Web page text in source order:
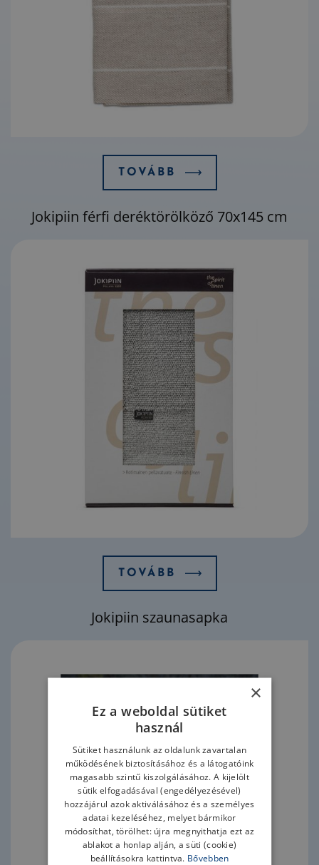
TOVÁBB
Jokipiin férfi deréktörölköző 70x145 cm
TOVÁBB
Jokipiin szaunasapka
×
Ez a weboldal sütiket
használ
Sütiket használunk az oldalunk zavartalan
működésének biztosításához és a látogatóink
magasabb szintű kiszolgálásához. A kijelölt
sütik elfogadásával (engedélyezésével)
hozzájárul azok aktiválásához és a személyes
adatai kezeléséhez, melyet bármikor
módosíthat, törölhet: újra megnyithatja ezt az
ablakot a honlap alján, a süti (cookie)
beállításokra kattintva. Bővebben